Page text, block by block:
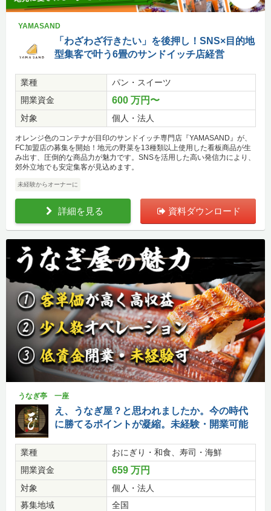
YAMASAND
「わざわざ行きたい」を後押し！SNS×目的地
型集客で叶う6畳のサンドイッチ店経営
業種
パン・スイーツ
開業資金
600 万円〜
対象 個人・法人
オレンジ色のコンテナが目印のサンドイッチ専門店『YAMASAND』が、
FC加盟店の募集を開始！地元の野菜を13種類以上使用した看板商品が生
み出す、圧倒的な商品力が魅力です。SNSを活用した高い発信力により、
郊外立地でも安定集客が見込めます。
未経験からオーナーに
詳細を見る 資料ダウンロード
うなぎ亭 一座
え、うなぎ屋？と思われましたか。今の時代
に勝てるポイントが凝縮。未経験・開業可能
業種
おにぎり・和食、寿司・海鮮
開業資金
659 万円
対象
個人・法人
募集地域
全国